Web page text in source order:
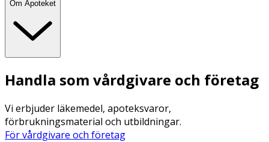
Om Apoteket
Handla som vårdgivare och företag
Vi erbjuder läkemedel, apoteksvaror,
förbrukningsmaterial och utbildningar.
För vårdgivare och företag